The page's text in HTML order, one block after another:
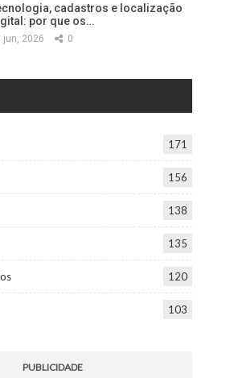
cadastros e localização
por que os…
jun, 2026 0
171
156
138
135
120
103
PUBLICIDADE